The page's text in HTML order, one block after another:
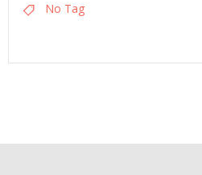
No Tag